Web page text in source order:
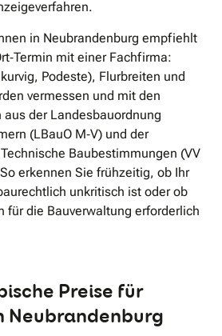
in Neubrandenburg empfiehlt
mit einer Fachfirma:
Podeste), Flurbreiten und
vermessen und mit den
der Landesbauordnung
(LBauO M‐V) und der
Baubestimmungen (VV
erkennen Sie frühzeitig, ob Ihr
unkritisch ist oder ob
für die Bauverwaltung erforderlich
Preise für
Neubrandenburg